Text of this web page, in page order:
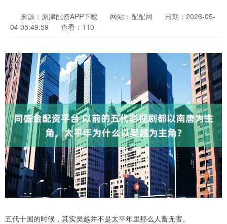
来源：原津配资APP下载 网站：配配网
日期：2026-05-
04 05:49:59
查看：110
五代十国的时候，其实吴越并不是太平年里那么人畜无害。